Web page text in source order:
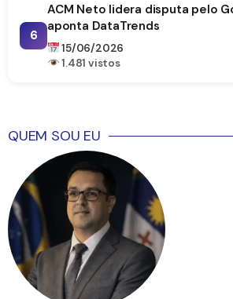
6
ACM Neto lidera disputa pelo
aponta DataTrends
15/06/2026
1.481 vistos
QUEM SOU EU